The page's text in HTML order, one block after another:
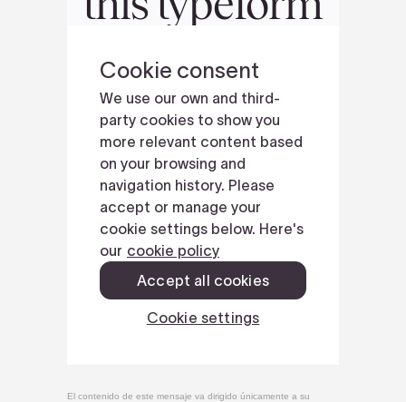
El contenido de este mensaje va dirigido únicamente a su